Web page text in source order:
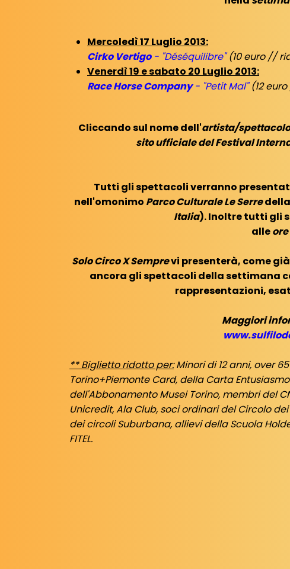
Mercoledì 17 Luglio 2013:
Cirko Vertigo- "Déséquilibre"(10 euro //
Venerdì 19 e sabato 20 Luglio 2013:
Race Horse Company- "Petit Mal"(12
Cliccando sul nome dell'artista/
sito ufficiale del Festival
Tutti gli spettacoli verranno
nell'omonimo Parco Culturale Le Serre
Italia). Inoltre tutti gli
alleore
Solo Circo X Semprevi presenterà, come
ancora gli spettacoli della settimana
rappresentazioni,
Maggiori
** Biglietto ridotto per:Minori di 12 anni, over
Torino+Piemonte Card, della Carta
dell'Abbonamento Musei Torino, membri del
Unicredit, Ala Club, soci ordinari del Circolo
dei circoli Suburbana, allievi della Scuola
FITEL.